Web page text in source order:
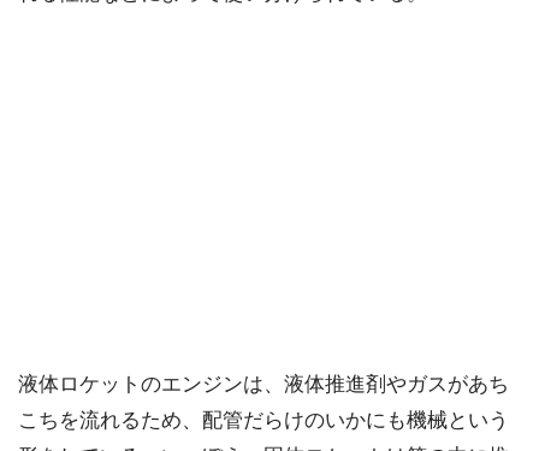
液体ロケットのエンジンは、液体推進剤やガスがあち
こちを流れるため、配管だらけのいかにも機械という